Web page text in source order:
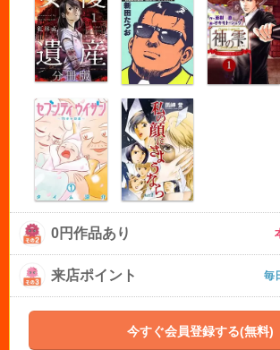
0円作品あり
来店ポイント 毎
今すぐ会員登録する(無料)